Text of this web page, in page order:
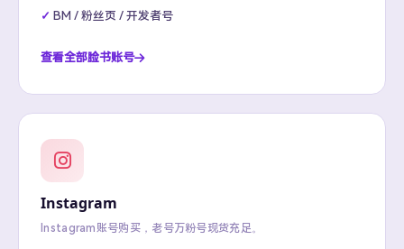
BM / 粉丝页 / 开发者号
查看全部脸书账号
Instagram
Instagram账号购买，老号万粉号现货充足。